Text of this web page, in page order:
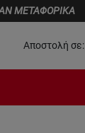
ΜΕΤΑΦΟΡΙΚΑ
Αποστολή σε: